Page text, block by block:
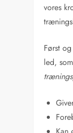
vores
Først
led,